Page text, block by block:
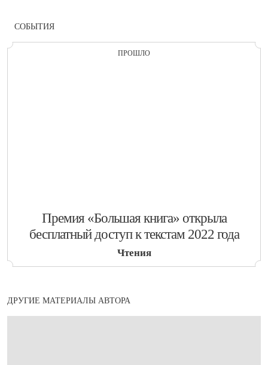
СОБЫТИЯ
ПРОШЛО
​Премия «Большая книга» открыла
бесплатный доступ к текстам 2022 года
Чтения
ДРУГИЕ МАТЕРИАЛЫ АВТОРА